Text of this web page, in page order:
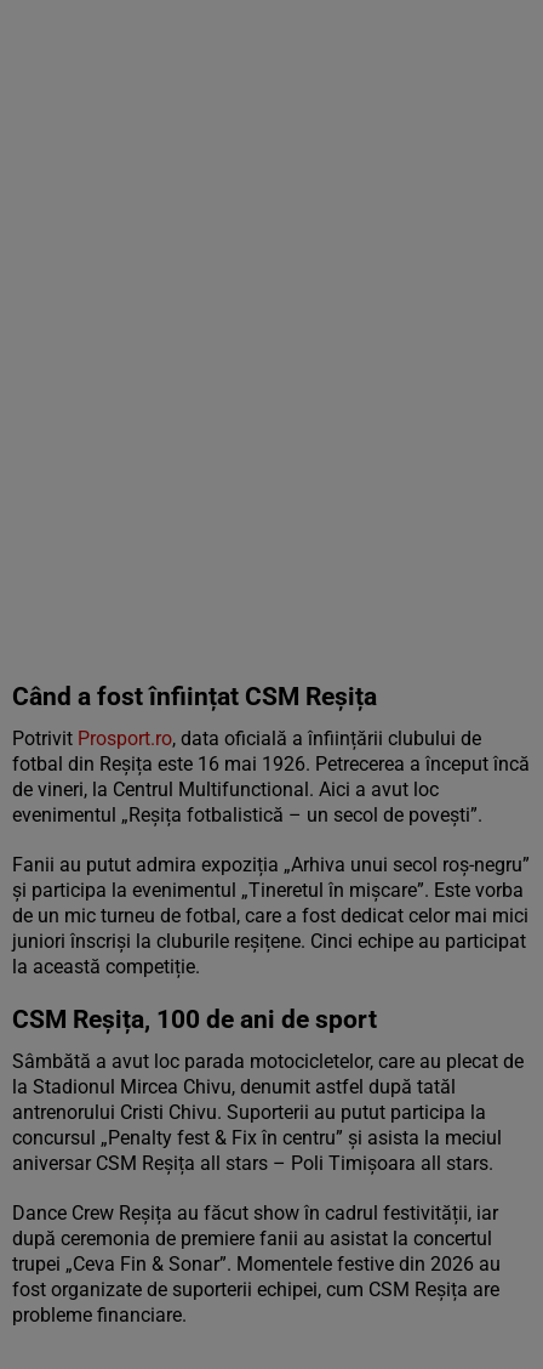
Când a fost înființat CSM Reșița
Potrivit Prosport.ro, data oficială a înființării clubului de
fotbal din Reșița este 16 mai 1926. Petrecerea a început încă
de vineri, la Centrul Multifunctional. Aici a avut loc
evenimentul „Reșița fotbalistică – un secol de povești”.
Fanii au putut admira expoziția „Arhiva unui secol roş-negru”
și participa la evenimentul „Tineretul în mișcare”. Este vorba
de un mic turneu de fotbal, care a fost dedicat celor mai mici
juniori înscriși la cluburile reșițene. Cinci echipe au participat
la această competiție.
CSM Reșița, 100 de ani de sport
Sâmbătă a avut loc parada motocicletelor, care au plecat de
la Stadionul Mircea Chivu, denumit astfel după tatăl
antrenorului Cristi Chivu. Suporterii au putut participa la
concursul „Penalty fest & Fix în centru” și asista la meciul
aniversar CSM Reșița all stars – Poli Timișoara all stars.
Dance Crew Reșița au făcut show în cadrul festivității, iar
după ceremonia de premiere fanii au asistat la concertul
trupei „Ceva Fin & Sonar”. Momentele festive din 2026 au
fost organizate de suporterii echipei, cum CSM Reșița are
probleme financiare.